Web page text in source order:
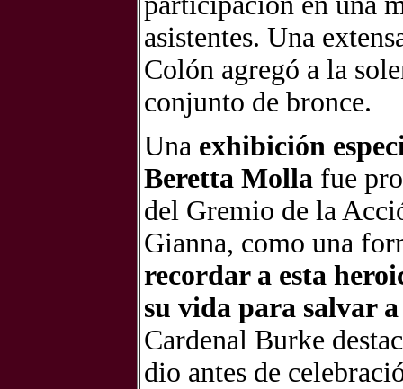
asistentes. Una
Colón agregó a la
conjunto de bronce.
Una exhibición
Beretta Molla fue
del Gremio de la
Gianna, como una
recordar a esta
su vida para salvar
Cardenal Burke
dio antes de